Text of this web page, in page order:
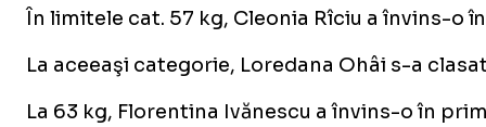
În limitele cat. 57 kg, Cleonia Rîciu a învins-o
La aceeaşi categorie, Loredana Ohâi s-a
La 63 kg, Florentina Ivănescu a învins-o în